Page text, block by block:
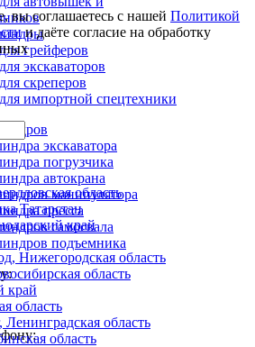
грейферов
экскаваторов
скреперов
импортной спецтехники
экскаватора
погрузчика
автокрана
манипулятора
пресса
самосвала
подъемника
вы соглашаетесь с нашейПолитикой
и даёте согласие на обработку
область
Татарстан
край
Нижегородская область
область
край
область
Ленинградская область
область